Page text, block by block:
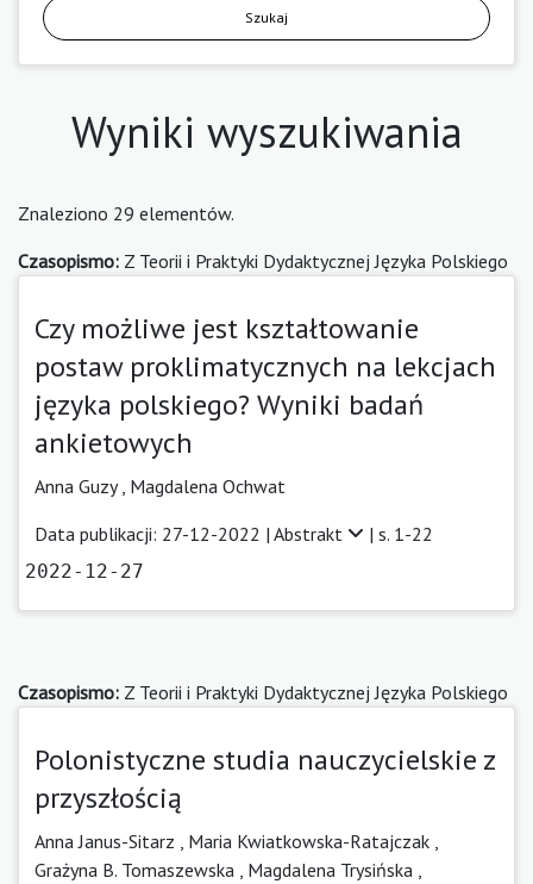
Szukaj
Wyniki wyszukiwania
Znaleziono 29 elementów.
Czasopismo: Z Teorii i Praktyki Dydaktycznej Języka Polskiego
Czy możliwe jest kształtowanie
postaw proklimatycznych na lekcjach
języka polskiego? Wyniki badań
ankietowych
Anna Guzy Magdalena Ochwat
Data publikacji: 27-12-2022 | Abstrakt | s. 1-22
2022-12-27
Czasopismo: Z Teorii i Praktyki Dydaktycznej Języka Polskiego
Polonistyczne studia nauczycielskie z
przyszłością
Anna Janus-Sitarz Maria Kwiatkowska-Ratajczak
Grażyna B. Tomaszewska
Magdalena Trysińska